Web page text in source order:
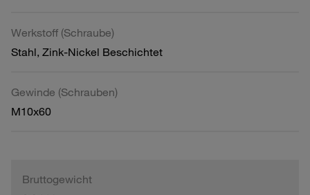
Werkstoff (Schraube)
Stahl, Zink-Nickel Beschichtet
Gewinde (Schrauben)
M10x60
Bruttogewicht